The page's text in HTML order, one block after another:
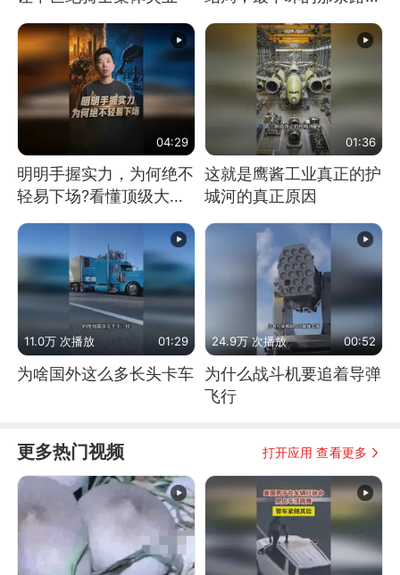
通向东方
04:29
明明手握实力，为何绝不
轻易下场?看懂顶级大国
01:36
这就是鹰酱工业真正的护
城河的真正原因
11.0万 次播放 01:29
为啥国外这么多长头卡车
24.9万 次播放 00:52
为什么战斗机要追着导弹
飞行
更多热门视频 打开应用 查看更多